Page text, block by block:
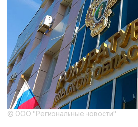
© ООО "Региональные новости"